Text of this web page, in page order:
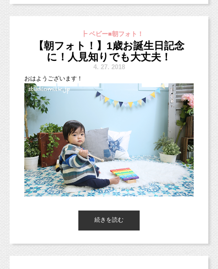
ご家族で撮影するとこんな感じ！
白シャツデニムがとっても似合っていました（＾＾）
ナイスお洋服チョイスです！！
可愛いケーキ・可愛いお洋服・可愛い小物・・・
ギャラリーには他にもいろいろなお写真を掲載しておりますの
お問い合わせ・ご予約お待ちしております！！
こんな感じでワンちゃんも一緒に撮影したり、
加奈です！
中央線、総武線、東西線沿線の荻窪、吉祥寺や三鷹、武蔵野市、
西東京市、立川市、小平市、羽村市、
東京都新宿区や中央区、千代田区、世田谷区、港区、江東区、渋
谷区、品川区、練馬区、千代田区、中野区など２３区。
など他県からも多数お越しいただいております！）
■各種撮影プラン■
http://studiomilk.jp/price
■お手軽ネット予約■
https://www.itsuaki.com/yoyaku/webreserve/menusel?
str_id=829&stf_id=0
■インスタグラム■
https://www.instagram.com/studio_milk/
コメント、フォローお待ちしています！
■LINEショップカード■
お友達登録で特典あり！２回目以降は撮影料金が割引に。
┣ ベビー■朝フォト！
【朝フォト！】1歳お誕生日記念
に！人見知りでも大丈夫！
4. 27. 2018
おはようございます！
す。
続きを読む